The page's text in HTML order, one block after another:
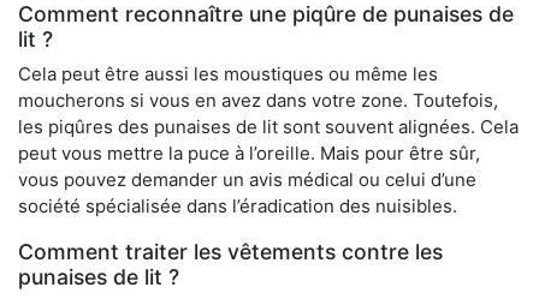
Comment reconnaître une piqûre de punaises de
lit ?
Cela peut être aussi les moustiques ou même les
moucherons si vous en avez dans votre zone. Toutefois,
les piqûres des punaises de lit sont souvent alignées. Cela
peut vous mettre la puce à l’oreille. Mais pour être sûr,
vous pouvez demander un avis médical ou celui d’une
société spécialisée dans l’éradication des nuisibles.
Comment traiter les vêtements contre les
punaises de lit ?